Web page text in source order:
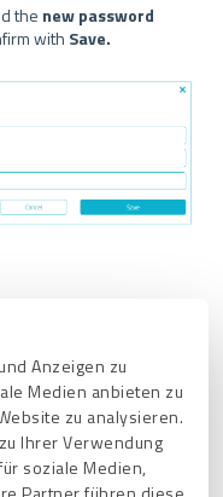
Anzeigen zu
Medien anbieten zu
zu analysieren.
Ihrer Verwendung
soziale Medien,
the new password
with Save.